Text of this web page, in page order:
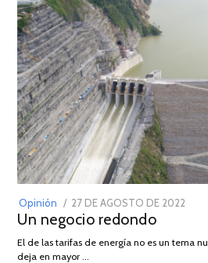
Opinión
POSTED
ON
27 DE AGOSTO DE 2022
DE
Un negocio redondo
El de las tarifas de energía no es un tema
deja en mayor …